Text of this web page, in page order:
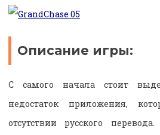
Описание игры:
С самого начала стоит
недостаток приложения,
отсутствии русского